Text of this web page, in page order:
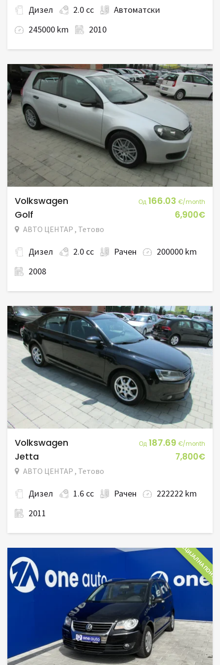
Дизел 2.0 cc
Автоматски
245000 km
2010
Volkswagen Од 166.03 €/month
Golf 6,900€
АВТО ЦЕНТАР , Тетово
Дизел 2.0 cc Рачен
200000 km
2008
Volkswagen Од 187.69 €/month
Jetta 7,800€
АВТО ЦЕНТАР , Тетово
Дизел 1.6 cc Рачен
222222 km
2011
СПЕЦИЈАЛНА